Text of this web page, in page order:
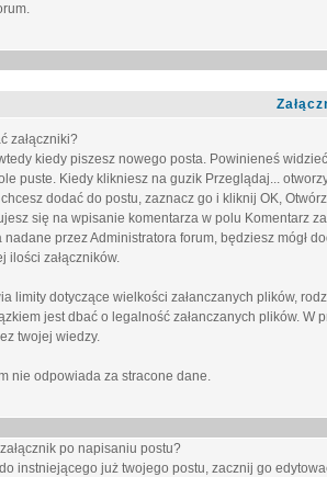
załączniki?
kiedy piszesz nowego posta. Powinieneś
puste. Kiedy klikniesz na guzik Przeglądaj...
dodać do postu, zaznacz go i kliknij OK,
się na wpisanie komentarza w polu Komentarz
przez Administratora forum, będziesz mógł
ilości załączników.
limity dotyczące wielkości załanczanych plików,
jest dbać o legalność załanczanych plików.
twojej wiedzy.
nie odpowiada za stracone dane.
po napisaniu postu?
instniejącego już twojego postu, zacznij go